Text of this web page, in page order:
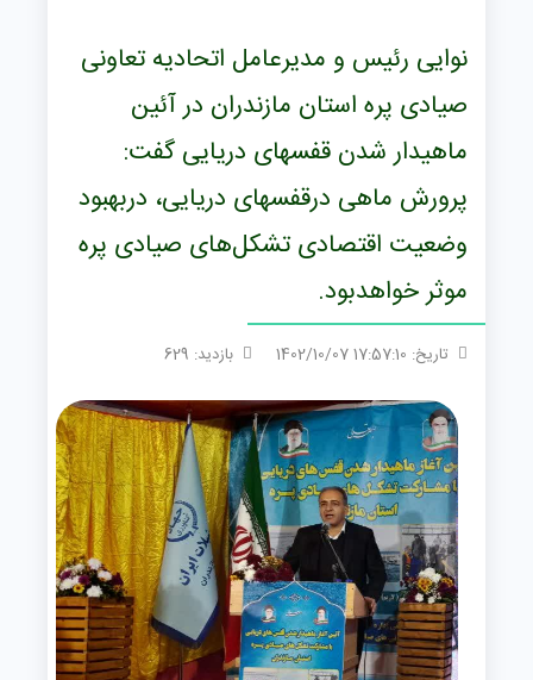
نوایی رئیس و مدیرعامل اتحادیه تعاونی
صیادی پره استان مازندران در آئین
ماهیدار شدن قفسهای دریایی گفت:
پرورش ماهی درقفسهای دریایی، دربهبود
وضعیت اقتصادی تشکل‌های صیادی پره
موثر خواهدبود.
تاریخ: 17:57:10 1402/10/07 بازدید: 629